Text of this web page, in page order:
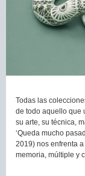
Todas las
de todo aquello que
su arte, su técnica,
‘Queda mucho
2019) nos enfrenta
memoria, múltiple y